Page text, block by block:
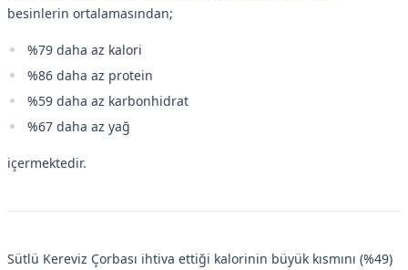
besinlerin ortalamasından;
%79 daha az kalori
%86 daha az protein
%59 daha az karbonhidrat
%67 daha az yağ
içermektedir.
Sütlü Kereviz Çorbası ihtiva ettiği kalorinin büyük kısmını (%49)